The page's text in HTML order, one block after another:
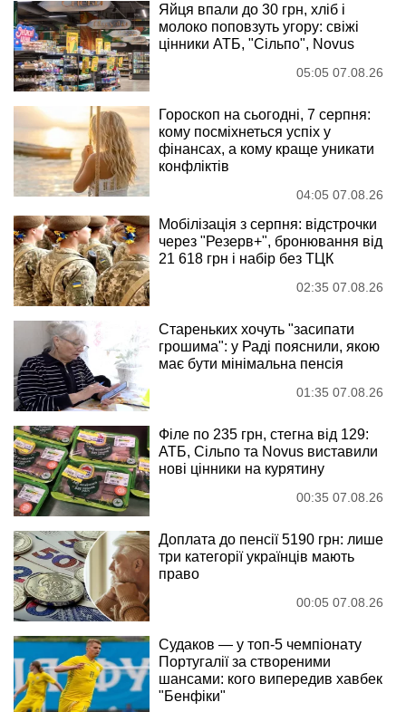
Яйця впали до 30 грн, хліб і
молоко поповзуть угору: свіжі
цінники АТБ, "Сільпо", Novus
05:05 07.08.26
Гороскоп на сьогодні, 7 серпня:
кому посміхнеться успіх у
фінансах, а кому краще уникати
конфліктів
04:05 07.08.26
Мобілізація з серпня: відстрочки
через "Резерв+", бронювання від
21 618 грн і набір без ТЦК
02:35 07.08.26
Стареньких хочуть "засипати
грошима": у Раді пояснили, якою
має бути мінімальна пенсія
01:35 07.08.26
Філе по 235 грн, стегна від 129:
АТБ, Сільпо та Novus виставили
нові цінники на курятину
00:35 07.08.26
Доплата до пенсії 5190 грн: лише
три категорії українців мають
право
00:05 07.08.26
Судаков — у топ-5 чемпіонату
Португалії за створеними
шансами: кого випередив хавбек
"Бенфіки"